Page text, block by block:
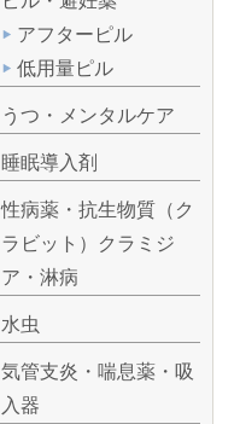
アフターピル
低用量ピル
うつ・メンタルケア
睡眠導入剤
性病薬・抗生物質（ク
ラビット）クラミジ
ア・淋病
水虫
気管支炎・喘息薬・吸
入器